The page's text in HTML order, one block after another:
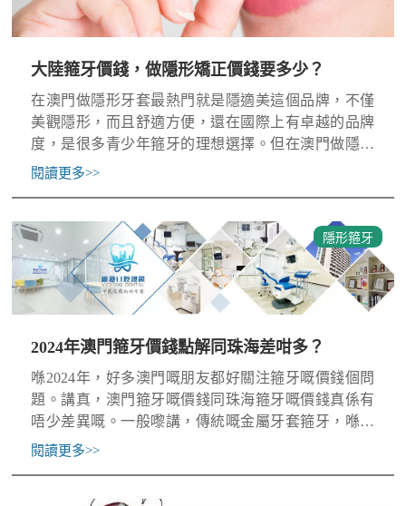
大陸箍牙價錢，做隱形矯正價錢要多少？
在澳門做隱形牙套最熱門就是隱適美這個品牌，不僅
美觀隱形，而且舒適方便，還在國際上有卓越的品牌
度，是很多青少年箍牙的理想選擇。但在澳門做隱適
美箍牙不是所有人都負擔得起，就有好多人想回到大
閱讀更多>>
隱形箍牙
2024年澳門箍牙價錢點解同珠海差咁多？
喺2024年，好多澳門嘅朋友都好關注箍牙嘅價錢個問
題。講真，澳門箍牙嘅價錢同珠海箍牙嘅價錢真係有
唔少差異嘅。一般嚟講，傳統嘅金屬牙套箍牙，喺澳
門嘅價錢可能動輒都要幾萬蚊澳門幣，就算係比較新
閱讀更多>>